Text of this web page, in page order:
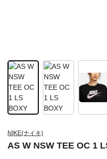
NIKE(ナイキ)
AS W NSW TEE OC 1